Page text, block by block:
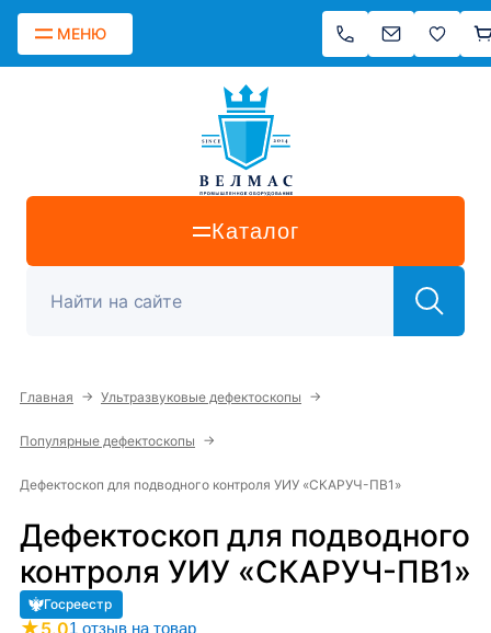
МЕНЮ
Каталог
Главная → Ультразвуковые дефектоскопы →
Популярные дефектоскопы →
Дефектоскоп для подводного контроля УИУ «СКАРУЧ-ПВ1»
Дефектоскоп для подводного
контроля УИУ «СКАРУЧ-ПВ1»
Госреестр
★5.01 отзыв на товар